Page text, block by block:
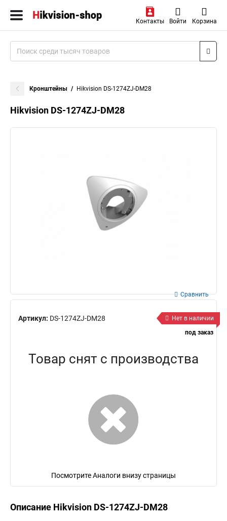
Контакты Войти Корзина
Кронштейны Hikvision DS-1274ZJ-DM28
Hikvision DS-1274ZJ-DM28
Артикул: DS-1274ZJ-DM28
Сравнить
Нет в наличии
под заказ
Товар снят с производства
Посмотрите Аналоги внизу страницы
Описание Hikvision DS-1274ZJ-DM28